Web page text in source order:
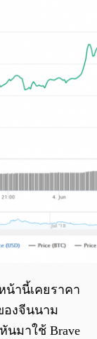
น้านี้เคยราคา
องจีนนาม
นมาใช้ Brave